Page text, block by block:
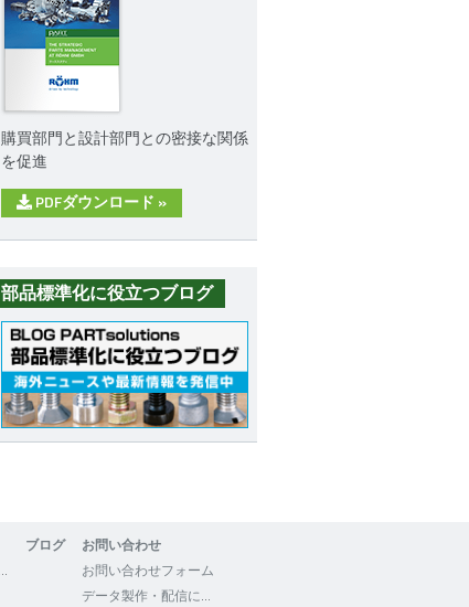
購買部門と設計部門との密接な関係
を促進
PDFダウンロード »
部品標準化に役立つブログ
ブログ お問い合わせ
お問い合わせフォーム